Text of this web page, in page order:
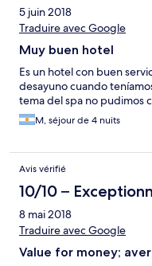
5 juin 2018
Traduire avec Google
Muy buen hotel
Es un hotel con buen
desayuno cuando
tema del spa no pudimos
M, séjour de 4 nuits
Avis vérifié
10/10 –
8 mai 2018
Traduire avec Google
Value for money;